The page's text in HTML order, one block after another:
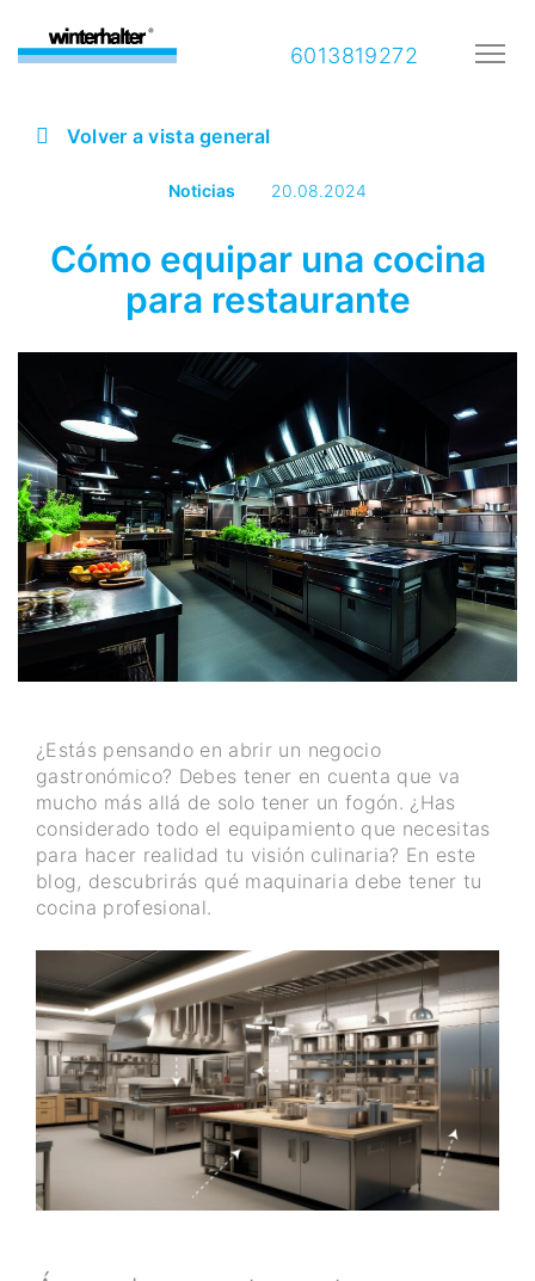
6013819272
Volver a vista general
Noticias 20.08.2024
Cómo equipar una cocina
para restaurante
¿Estás pensando en abrir un negocio
gastronómico? Debes tener en cuenta que va
mucho más allá de solo tener un fogón. ¿Has
considerado todo el equipamiento que necesitas
para hacer realidad tu visión culinaria? En este
blog, descubrirás qué maquinaria debe tener tu
cocina profesional.